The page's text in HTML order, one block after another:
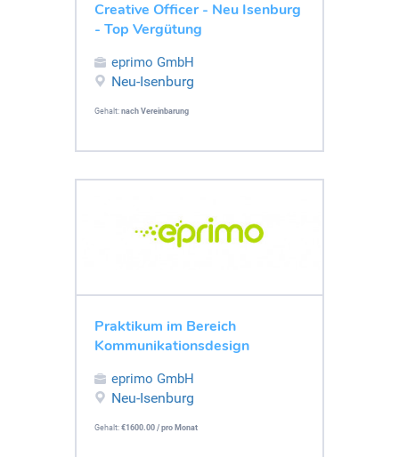
Creative Officer - Neu Isenburg
- Top Vergütung
eprimo GmbH
Neu-Isenburg
Gehalt: nach Vereinbarung
Praktikum im Bereich
Kommunikationsdesign
eprimo GmbH
Neu-Isenburg
Gehalt: €1600.00 / pro Monat